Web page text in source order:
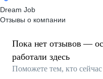
Dream Job
Отзывы о компании
Пока нет отзывов —
работали здесь
Поможете тем, кто